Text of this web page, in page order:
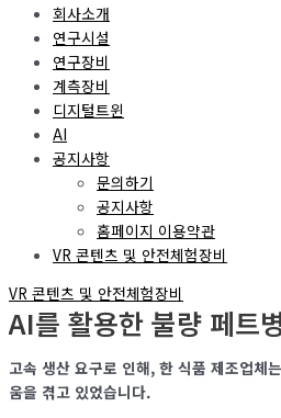
회사소개
연구시설
연구장비
계측장비
디지털트윈
AI
공지사항
문의하기
공지사항
홈페이지 이용약관
VR 콘텐츠 및 안전체험장비
VR 콘텐츠 및 안전체험장비
AI를 활용한 불량 페트
고속 생산 요구로 인해, 한 식품 제조업체
움을 겪고 있었습니다.